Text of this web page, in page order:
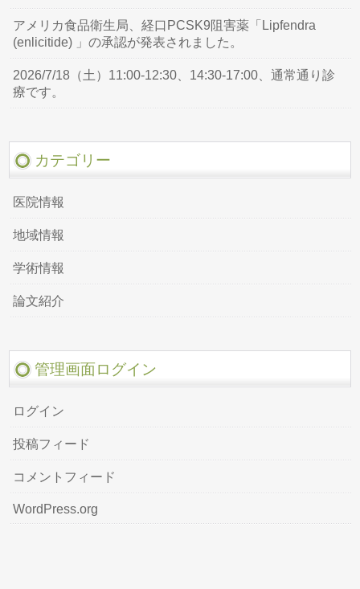
アメリカ食品衛生局、経口PCSK9阻害薬「Lipfendra
(enlicitide) 」の承認が発表されました。
2026/7/18（土）11:00-12:30、14:30-17:00、通常通り診
療です。
カテゴリー
医院情報
地域情報
学術情報
論文紹介
管理画面ログイン
ログイン
投稿フィード
コメントフィード
WordPress.org